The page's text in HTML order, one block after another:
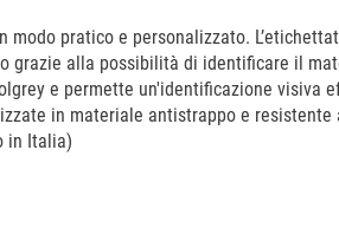
pratico e personalizzato.
alla possibilità di identificare il
e permette un'identificazione
in materiale antistrappo e
in Italia)